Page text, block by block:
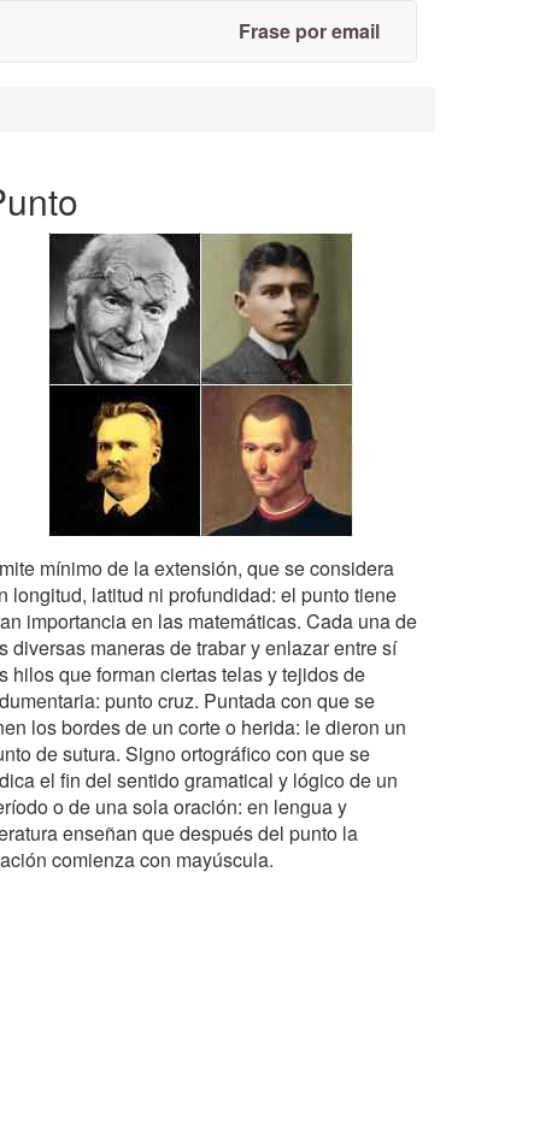
Frase por email
mínimo de la extensión, que se considera
longitud, latitud ni profundidad: el punto tiene
importancia en las matemáticas. Cada una de
diversas maneras de trabar y enlazar entre sí
hilos que forman ciertas telas y tejidos de
punto cruz. Puntada con que se
los bordes de un corte o herida: le dieron un
de sutura. Signo ortográfico con que se
el fin del sentido gramatical y lógico de un
o de una sola oración: en lengua y
enseñan que después del punto la
comienza con mayúscula.